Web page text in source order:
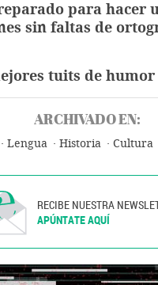
para hacer
sin faltas de
tuits de humor
ARCHIVADO EN:
Lengua Historia Cultura
RECIBE NUESTRA
APÚNTATE AQUÍ